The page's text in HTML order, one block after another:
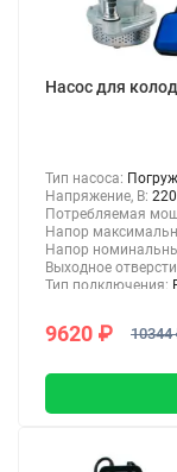
Насос для
Тип насоса:
Напряжение, В: 220
Потребляемая
Напор
Напор
Выходное
Тип подключения:
9620 ₽ 10344